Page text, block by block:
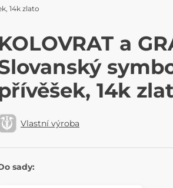
14k zlato
a
14k
Vlastní výroba
sady: